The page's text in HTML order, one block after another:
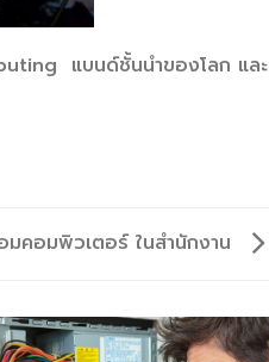
แบนด์ชั้นนำของโลก และ
คอมพิวเตอร์ ในสำนักงาน